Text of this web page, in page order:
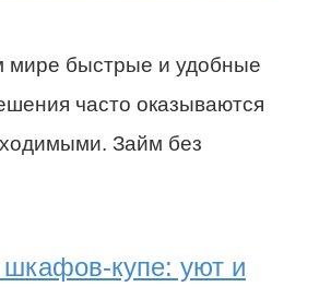
мире быстрые и удобные
часто оказываются
Займ без
купе: уют и